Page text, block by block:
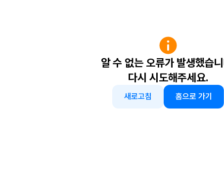
알 수 없는 오류가 발생했습
다시 시도해주세요.
새로고침 홈으로 가기